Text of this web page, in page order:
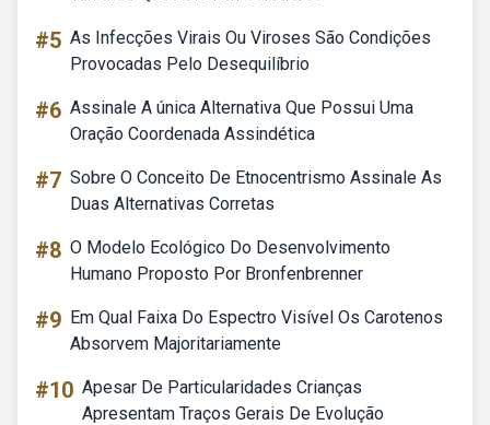
#5 As Infecções Virais Ou Viroses São Condições
Provocadas Pelo Desequilíbrio
#6 Assinale A única Alternativa Que Possui Uma
Oração Coordenada Assindética
#7 Sobre O Conceito De Etnocentrismo Assinale As
Duas Alternativas Corretas
#8 O Modelo Ecológico Do Desenvolvimento
Humano Proposto Por Bronfenbrenner
#9 Em Qual Faixa Do Espectro Visível Os Carotenos
Absorvem Majoritariamente
#10 Apesar De Particularidades Crianças
Apresentam Traços Gerais De Evolução